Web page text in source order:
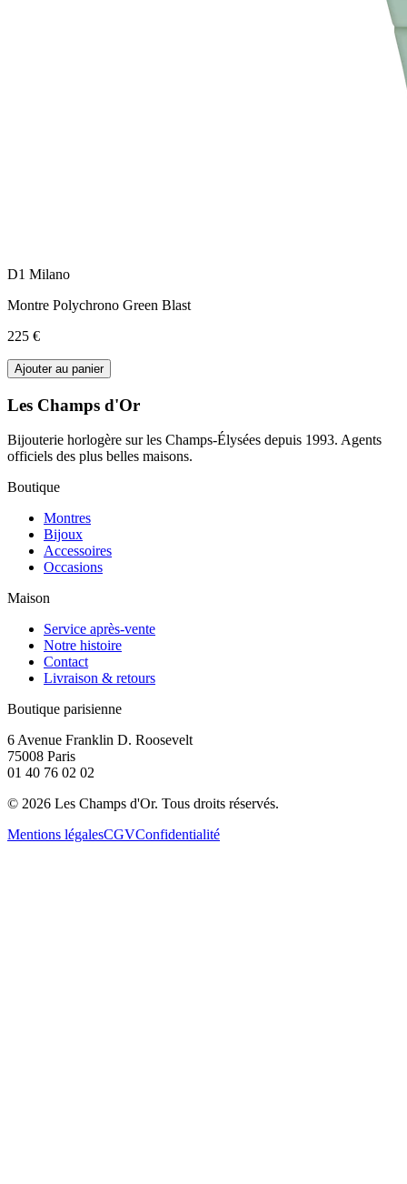
D1 Milano
Montre Polychrono Green Blast
225 €
Ajouter au panier
Les Champs d'Or
Bijouterie horlogère sur les Champs-Élysées depuis 1993. Agents
officiels des plus belles maisons.
Boutique
Montres
Bijoux
Accessoires
Occasions
Maison
Service après-vente
Notre histoire
Contact
Livraison & retours
Boutique parisienne
6 Avenue Franklin D. Roosevelt
75008 Paris
01 40 76 02 02
© 2026 Les Champs d'Or. Tous droits réservés.
Mentions légalesCGVConfidentialité